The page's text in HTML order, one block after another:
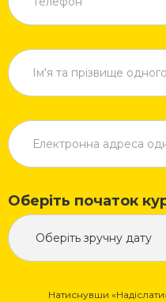
Оберіть початок
Натиснувши